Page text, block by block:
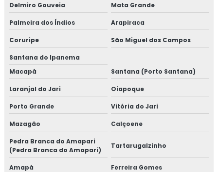
Delmiro Gouveia Mata Grande
Palmeira dos Índios Arapiraca
Coruripe São Miguel dos Campos
Santana do Ipanema
Macapá
Santana (Porto Santana)
Laranjal do Jari Oiapoque
Porto Grande Vitória do Jari
Mazagão Calçoene
Pedra Branca do Amapari
(Pedra Branca do Amaparí)
Tartarugalzinho
Amapá Ferreira Gomes